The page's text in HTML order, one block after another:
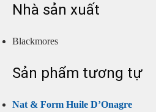
Nhà sản xuất
Blackmores
Sản phẩm tương tự
Nat & Form Huile D’Onagre